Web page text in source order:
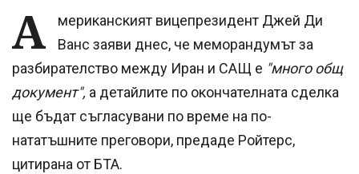
А
мериканският вицепрезидент Джей Ди
Ванс заяви днес, че меморандумът за
разбирателство между Иран и САЩ е "много общ
документ", а детайлите по окончателната сделка
ще бъдат съгласувани по време на по-
нататъшните преговори, предаде Ройтерс,
цитирана от БТА.